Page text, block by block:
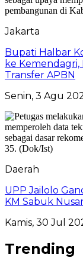
Jakarta
Bupati Halbar
ke
Transfer APBN
Senin, 3 Agu
Daerah
UPP Jailolo
KM Sabuk
Kamis, 30 Jul
Trending